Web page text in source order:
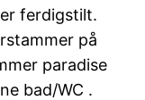
ferdigstilt.
på
paradise
bad/WC .